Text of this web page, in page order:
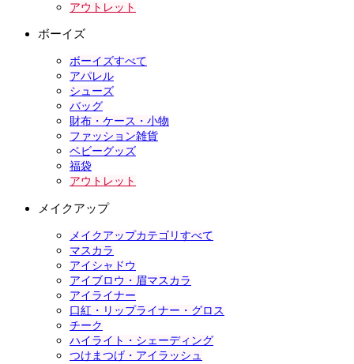
アウトレット
ボーイズ
ボーイズすべて
アパレル
シューズ
バッグ
財布・ケース・小物
ファッション雑貨
ベビーグッズ
福袋
アウトレット
メイクアップ
メイクアップカテゴリすべて
マスカラ
アイシャドウ
アイブロウ・眉マスカラ
アイライナー
口紅・リップライナー・グロス
チーク
ハイライト・シェーディング
つけまつげ・アイラッシュ